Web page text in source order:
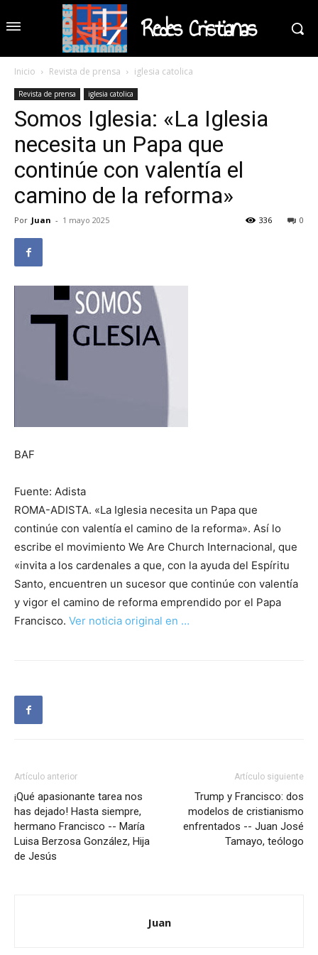
Redes Cristianas
Inicio Revista de prensa iglesia catolica
Revista de prensa iglesia catolica
Somos Iglesia: «La Iglesia
necesita un Papa que
continúe con valentía el
camino de la reforma»
Por Juan - 1 mayo 2025 0
336
BAF
Fuente: Adista
ROMA-ADISTA. «La Iglesia necesita un Papa que
continúe con valentía el camino de la reforma». Así lo
escribe el movimiento We Are Church Internacional, que
«invita a los cardenales a que, con la ayuda del Espíritu
Santo, encuentren un sucesor que continúe con valentía
y vigor el camino de reforma emprendido por el Papa
Francisco. Ver noticia original en …
Artículo anterior
¡Qué apasionante tarea nos
has dejado! Hasta siempre,
hermano Francisco -- María
Luisa Berzosa González, Hija
de Jesús
Artículo siguiente
Trump y Francisco: dos
modelos de cristianismo
enfrentados -- Juan José
Tamayo, teólogo
Juan